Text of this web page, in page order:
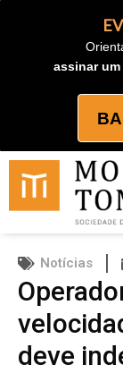
assinar
Notícias
deve